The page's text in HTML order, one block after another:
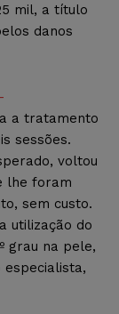
mil, a título
danos
a tratamento
sessões.
voltou
lhe foram
sem custo.
utilização do
grau na pele,